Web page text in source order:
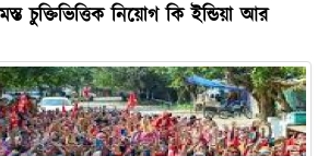
চুক্তিভিত্তিক নিয়োগ কি ইন্ডিয়া আর